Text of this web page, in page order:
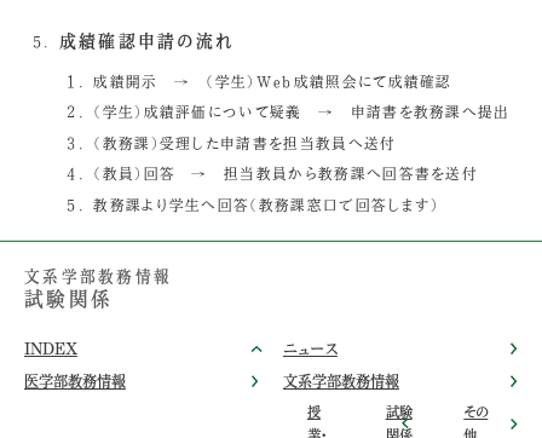
成績確認申請の流れ
成績開示 → （学生）Web成績照会にて成績確認
（学生）成績評価について疑義 → 申請書を教務課へ提出
（教務課）受理した申請書を担当教員へ送付
（教員）回答 → 担当教員から教務課へ回答書を送付
教務課より学生へ回答（教務課窓口で回答します）
文系学部教務情報
試験関係
INDEX ニュース
医学部教務情報 文系学部教務情報
授
業・
試験
関係
その
他